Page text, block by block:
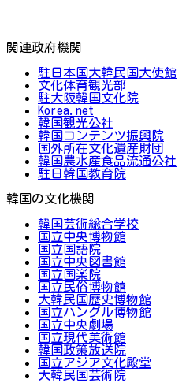
関連政府機関
駐日本国大韓民国大使館
文化体育観光部
駐大阪韓国文化院
Korea.net
韓国観光公社
韓国コンテンツ振興院
国外所在文化遺産財団
韓国農水産食品流通公社
駐日韓国教育院
韓国の文化機関
韓国芸術総合学校
国立中央博物館
国立国語院
国立中央図書館
国立国楽院
国立民俗博物館
大韓民国歴史博物館
国立ハングル博物館
国立中央劇場
国立現代美術館
韓国政策放送院
国立アジア文化殿堂
大韓民国芸術院